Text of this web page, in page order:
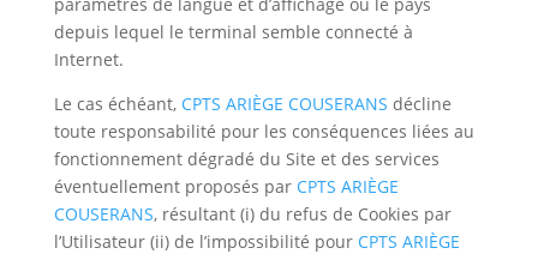
depuis lequel le terminal semble connecté à
Internet.
Le cas échéant, CPTS ARIÈGE COUSERANS décline
toute responsabilité pour les conséquences liées au
fonctionnement dégradé du Site et des services
éventuellement proposés par CPTS ARIÈGE
COUSERANS, résultant (i) du refus de Cookies par
l’Utilisateur (ii) de l’impossibilité pour CPTS ARIÈGE